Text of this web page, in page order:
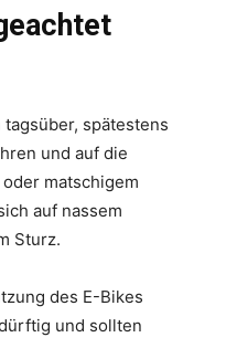
spätestens
und auf die
matschigem
auf nassem
Sturz.
des E-Bikes
und sollten